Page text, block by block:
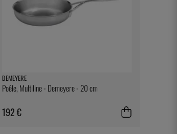
DEMEYERE
Poêle, Multiline - Demeyere - 20 cm
192 €